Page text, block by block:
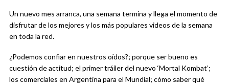
Un nuevo mes arranca, una semana termina y llega el momento de
disfrutar de los mejores y los más populares videos de la semana
en toda la red.
¿Podemos confiar en nuestros oídos?; porque ser bueno es
cuestión de actitud; el primer tráiler del nuevo ‘Mortal Kombat’;
los comerciales en Argentina para el Mundial; cómo saber qué